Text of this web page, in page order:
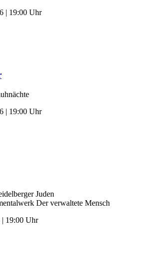
| 19:00 Uhr
| 19:00 Uhr
Juden
Der verwaltete Mensch
| 19:00 Uhr